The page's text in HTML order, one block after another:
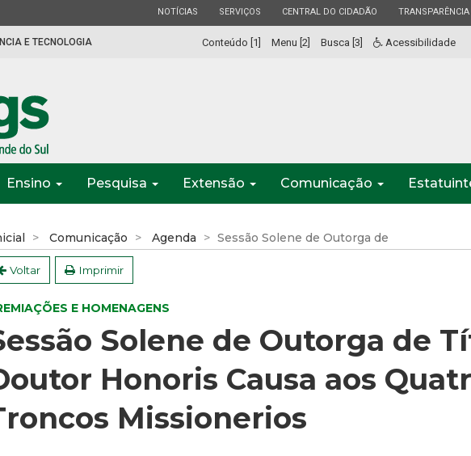
ESTADO
NOTÍCIAS ESTADO
SERVIÇOS ESTADO
CENTRAL DO CIDADÃO ESTADO
TRANSPARÊNCIA
E TECNOLOGIA Conteúdo [1] Menu [2] Busca [3] Acessibilidade
Ensino Pesquisa Extensão Comunicação
Comunicação Agenda Sessão Solene de Outorga de
Voltar Imprimir
E HOMENAGENS
Solene de Outorga de
Honoris Causa aos
Missionerios